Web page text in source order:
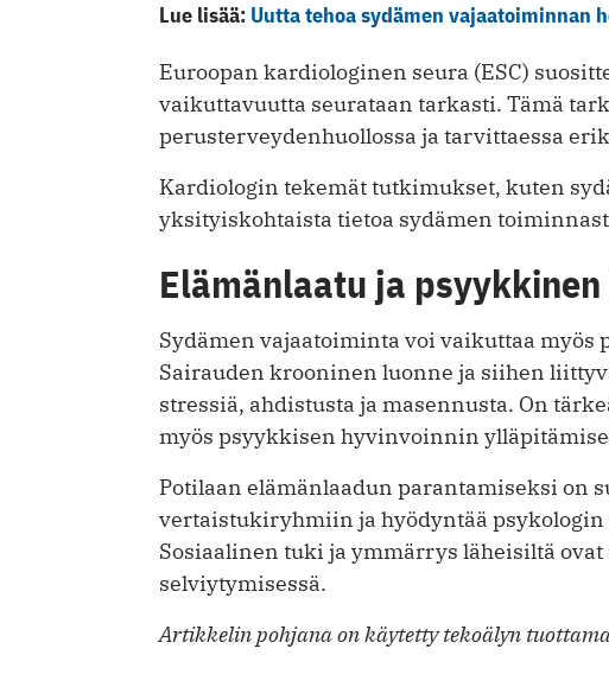
Lue lisää: Uutta tehoa sydämen vajaatoiminnan
Euroopan kardiologinen seura (ESC)
vaikuttavuutta seurataan tarkasti. Tämä
perusterveydenhuollossa ja tarvittaessa
Kardiologin tekemät tutkimukset, kuten
yksityiskohtaista tietoa sydämen
Elämänlaatu ja
Sydämen vajaatoiminta voi vaikuttaa
Sairauden krooninen luonne ja siihen
stressiä, ahdistusta ja masennusta. On
myös psyykkisen hyvinvoinnin
Potilaan elämänlaadun parantamiseksi on
vertaistukiryhmiin ja hyödyntää
Sosiaalinen tuki ja ymmärrys läheisiltä
selviytymisessä.
Artikkelin pohjana on käytetty tekoälyn